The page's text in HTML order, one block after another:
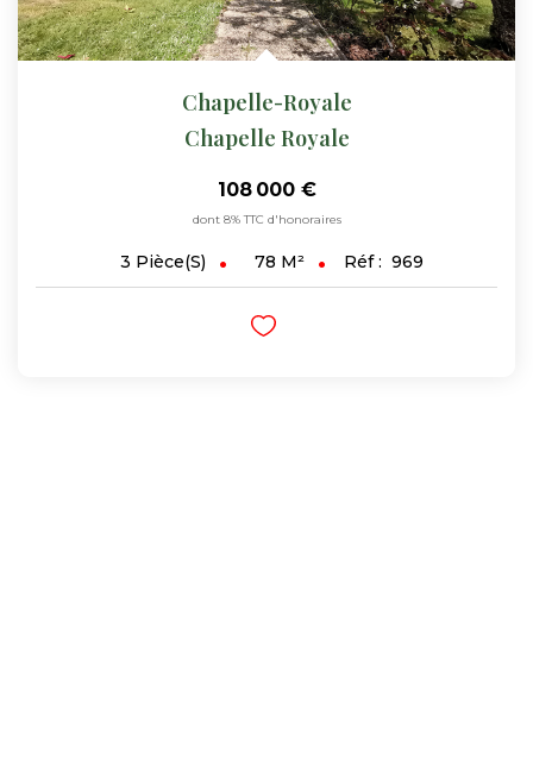
Chapelle-Royale
Chapelle Royale
108 000 €
dont 8% TTC d'honoraires
3 Pièce(s) 78 M² Réf : 969